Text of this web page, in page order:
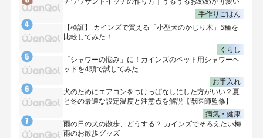
手作りごはん
【検証】 カインズで買える「小型犬のかじり木」5種を
比較してみた！
くらし
「シャワーの悩み」に！カインズのペット用シャワーヘ
ッドを4頭で試してみた
お手入れ
犬のためにエアコンをつけっぱなしにした方がいい？夏
と冬の最適な設定温度と注意点を解説【獣医師監修】
病気・健康
雨の日の犬の散歩、どうする？ カインズでそろえたい梅
雨のお散歩グッズ